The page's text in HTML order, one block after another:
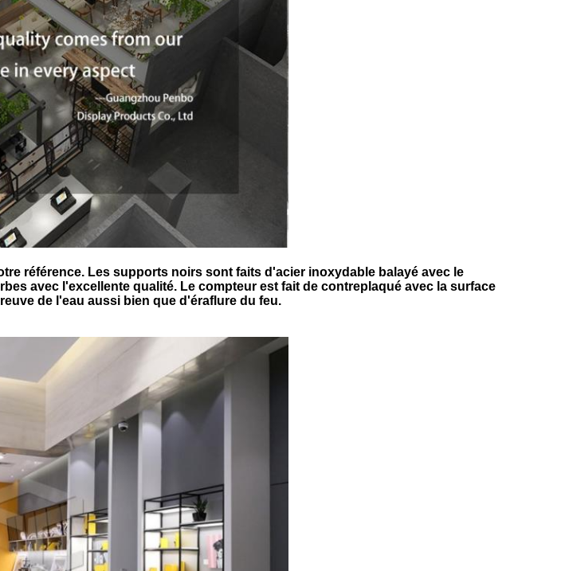
référence. Les supports noirs sont faits d'acier inoxydable balayé avec le
avec l'excellente qualité. Le compteur est fait de contreplaqué avec la surface
de l'eau aussi bien que d'éraflure du feu.